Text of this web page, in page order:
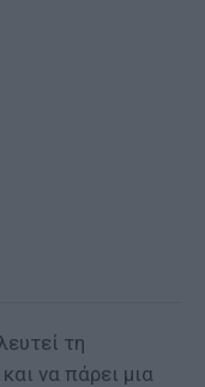
τη
να πάρει μια